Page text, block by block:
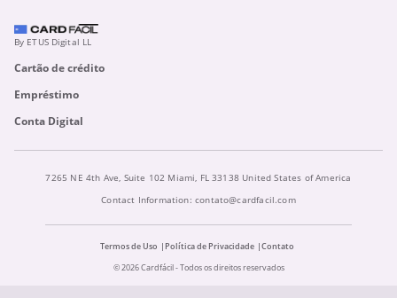
By ETUS Digital LL
Cartão de crédito
Empréstimo
Conta Digital
7265 NE 4th Ave, Suite 102 Miami, FL 33138 United States of America
Contact Information: contato@cardfacil.com
Termos de Uso Política de Privacidade
Contato
© 2026 Cardfácil - Todos os direitos reservados